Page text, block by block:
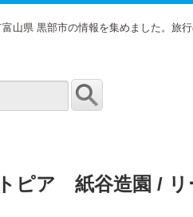
山県 黒部市の情報を集めました。旅
ピア 紙谷造園 / リ